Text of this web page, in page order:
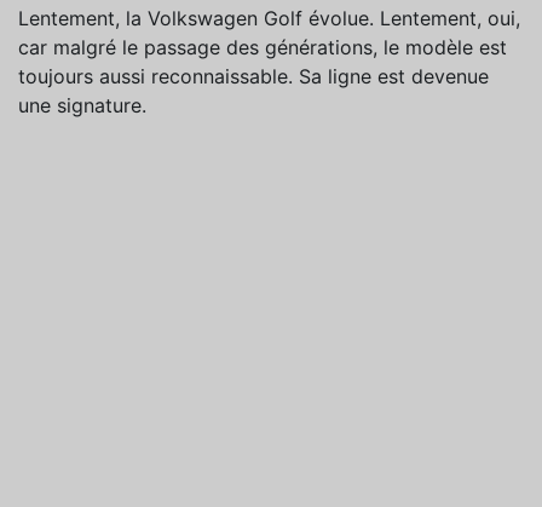
Lentement, la Volkswagen Golf évolue. Lentement, oui,
car malgré le passage des générations, le modèle est
toujours aussi reconnaissable. Sa ligne est devenue
une signature.